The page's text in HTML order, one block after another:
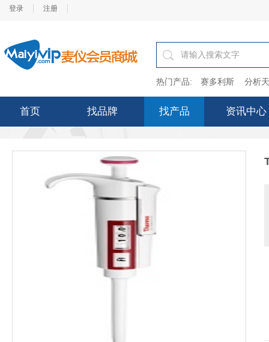
登录 注册
热门产品: 赛多利斯 分析
首页 找品牌 找产品 资讯中心